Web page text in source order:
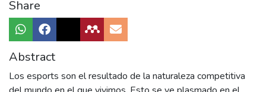
Share
Abstract
Los esports son el resultado de la naturaleza competitiva